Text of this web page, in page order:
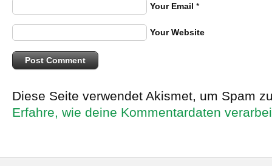
Your Email *
Your Website
Diese Seite verwendet Akismet, um Spam
Erfahre, wie deine Kommentardaten